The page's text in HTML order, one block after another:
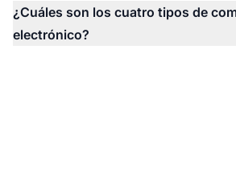
¿Cuáles son los cuatro tipos de
electrónico?